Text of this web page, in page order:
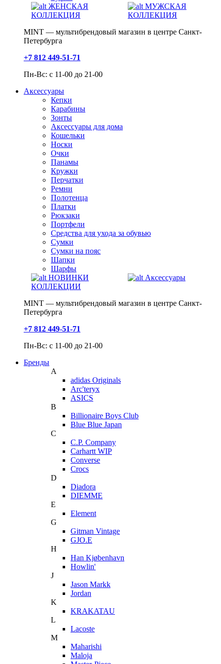
ЖЕНСКАЯ
КОЛЛЕКЦИЯ
МУЖСКАЯ
КОЛЛЕКЦИЯ
MINT — мультибрендовый магазин в центре Санкт-
Петербурга
+7 812 449-51-71
Пн-Вс: с 11-00 до 21-00
Аксессуары
Кепки
Карабины
Зонты
Аксессуары для дома
Кошельки
Носки
Очки
Панамы
Кружки
Перчатки
Ремни
Полотенца
Платки
Рюкзаки
Портфели
Средства для ухода за обувью
Сумки
Сумки на пояс
Шапки
Шарфы
НОВИНКИ
КОЛЛЕКЦИИ
Аксессуары
MINT — мультибрендовый магазин в центре Санкт-
Петербурга
+7 812 449-51-71
Пн-Вс: с 11-00 до 21-00
Бренды
A
adidas Originals
Arc'teryx
ASICS
B
Billionaire Boys Club
Blue Blue Japan
C
C.P. Company
Carhartt WIP
Converse
Crocs
D
Diadora
DIEMME
E
Element
G
Gitman Vintage
GJO.E
H
Han Kjøbenhavn
Howlin'
J
Jason Markk
Jordan
K
KRAKATAU
L
Lacoste
M
Maharishi
Maloja